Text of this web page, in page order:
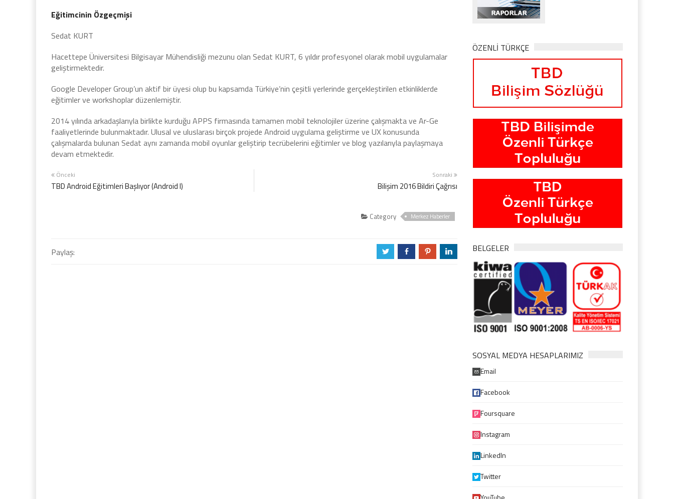
Eğitimcinin Özgeçmişi
Sedat KURT
Hacettepe Üniversitesi Bilgisayar Mühendisliği mezunu olan Sedat KURT, 6 yıldır profesyonel olarak mobil uygulamalar
geliştirmektedir.
Google Developer Group’un aktif bir üyesi olup bu kapsamda Türkiye’nin çeşitli yerlerinde gerçekleştirilen etkinliklerde
eğitimler ve workshoplar düzenlemiştir.
2014 yılında arkadaşlarıyla birlikte kurduğu APPS firmasında tamamen mobil teknolojiler üzerine çalışmakta ve Ar-Ge
faaliyetlerinde bulunmaktadır. Ulusal ve uluslarası birçok projede Android uygulama geliştirme ve UX konusunda
çalışmalarda bulunan Sedat aynı zamanda mobil oyunlar geliştirip tecrübelerini eğitimler ve blog yazılarıyla paylaşmaya
devam etmektedir.
Önceki
TBD Android Eğitimleri Başlıyor (Android I)
Sonraki
Bilişim 2016 Bildiri Çağrısı
Category Merkez Haberler
Paylaş: a b d j
ÖZENLİ TÜRKÇE
BELGELER
SOSYAL MEDYA HESAPLARIMIZ
Email
Facebook
Foursquare
Instagram
LinkedIn
Twitter